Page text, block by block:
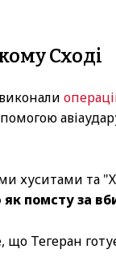
Сході
хуситами та
помсту за
Тегеран